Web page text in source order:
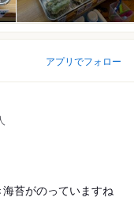
アプリでフォロー
苔がのっていますね